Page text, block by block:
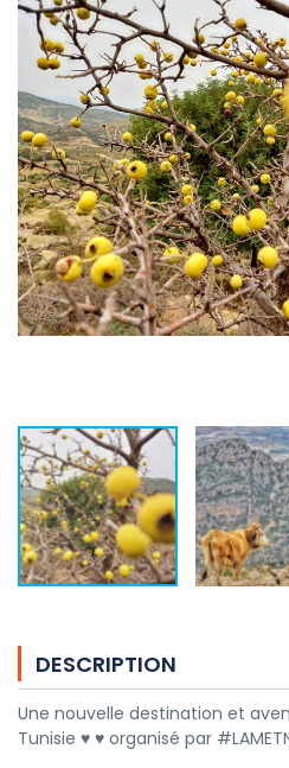
DESCRIPTION
Une nouvelle destination et
Tunisie ♥ ♥ organisé par